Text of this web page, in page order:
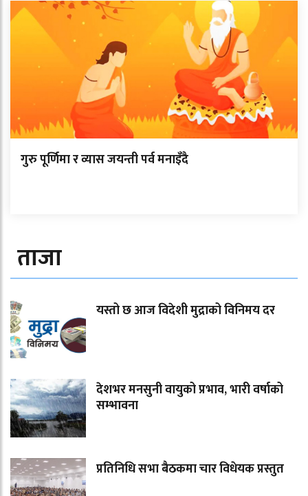
गुरु पूर्णिमा र व्यास जयन्ती पर्व मनाइँदै
ताजा
यस्तो छ आज विदेशी मुद्राको विनिमय दर
देशभर मनसुनी वायुको प्रभाव, भारी वर्षाको
सम्भावना
प्रतिनिधि सभा बैठकमा चार विधेयक प्रस्तुत